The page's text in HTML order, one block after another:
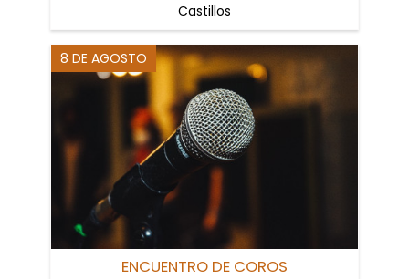
Castillos
8 DE AGOSTO
ENCUENTRO DE COROS